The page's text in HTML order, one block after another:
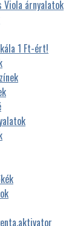
Viola árnyalatok
1 Ft-ért!